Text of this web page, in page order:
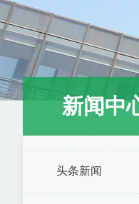
新闻中
头条新闻